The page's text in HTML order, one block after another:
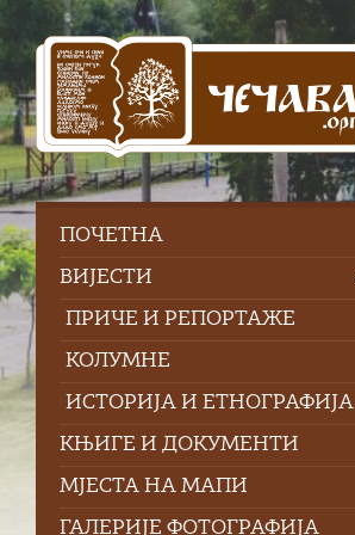
Skip
content
Skip
left
sidebar
Skip
footer
ПOЧЕТНА
ВИЈЕСТИ
ПРИЧЕ И РЕПОРТАЖЕ
КОЛУМНЕ
ИСТОРИЈА И ЕТНОГРАФИЈА
КЊИГЕ И ДОКУМЕНТИ
МЈЕСТА НА МАПИ
ГАЛЕРИЈЕ ФОТОГРАФИЈА